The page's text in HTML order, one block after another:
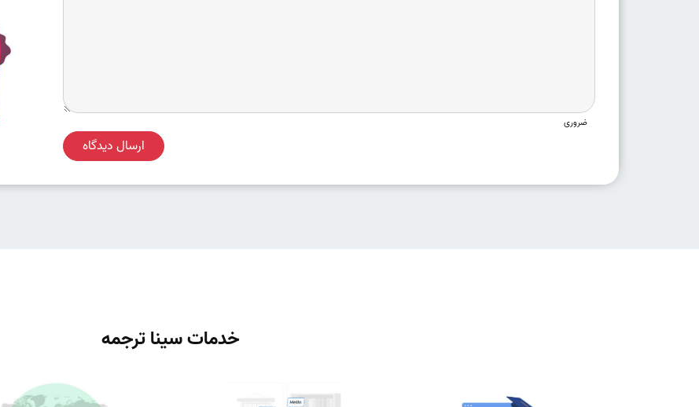
ضروری
ارسال دیدگاه
خدمات سینا ترجمه